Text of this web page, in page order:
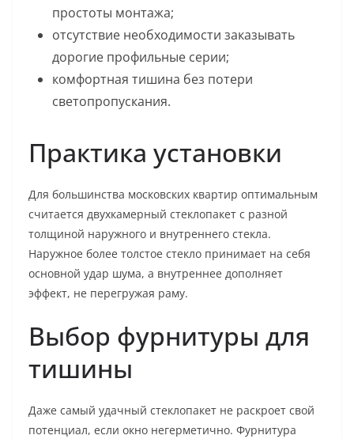
простоты монтажа;
отсутствие необходимости заказывать
дорогие профильные серии;
комфортная тишина без потери
светопропускания.
Практика установки
Для большинства московских квартир оптимальным
считается двухкамерный стеклопакет с разной
толщиной наружного и внутреннего стекла.
Наружное более толстое стекло принимает на себя
основной удар шума, а внутреннее дополняет
эффект, не перегружая раму.
Выбор фурнитуры для
тишины
Даже самый удачный стеклопакет не раскроет свой
потенциал, если окно негерметично. Фурнитура